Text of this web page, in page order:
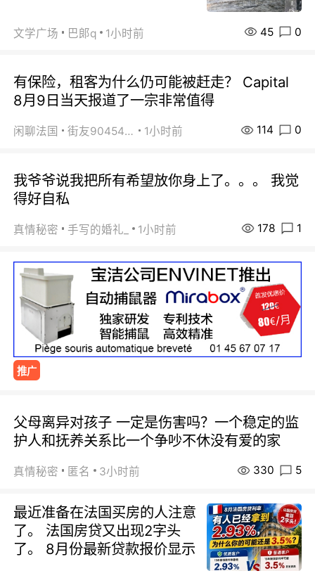
文学广场 巴郞q 1小时前 45 0
有保险，租客为什么仍可能被赶走？ Capital
8月9日当天报道了一宗非常值得
闲聊法国 街友90454511 1小时前 114 0
我爷爷说我把所有希望放你身上了。。。 我觉
得好自私
真情秘密 手写的婚礼_ 1小时前 178 1
推广
父母离异对孩子 一定是伤害吗？一个稳定的监
护人和抚养关系比一个争吵不休没有爱的家
真情秘密 匿名 3小时前 330 5
最近准备在法国买房的人注意
了。 法国房贷又出现2字头
了。 8月份最新贷款报价显示